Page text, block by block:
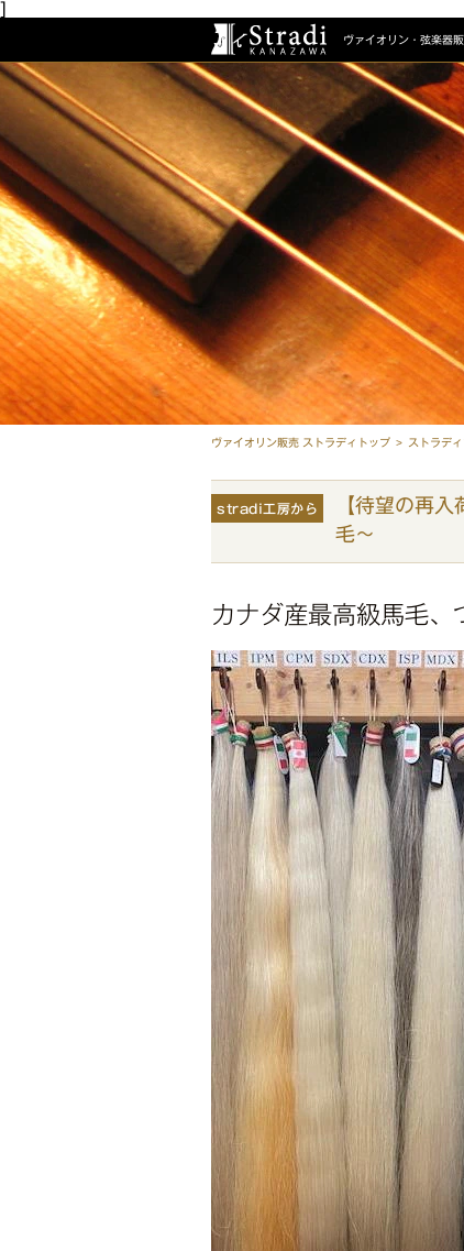
]
ヴァイオリン・弦楽器
ヴァイオリン販売 ストラディトップ ストラデ
stradi工房から
【待望の再
毛〜
カナダ産最高級馬毛、